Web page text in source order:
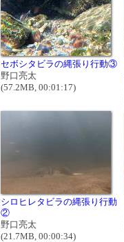
セボシタビラの縄張り行動③
野口亮太
(57.2MB, 00:01:17)
シロヒレタビラの縄張り行動
②
野口亮太
(21.7MB, 00:00:34)